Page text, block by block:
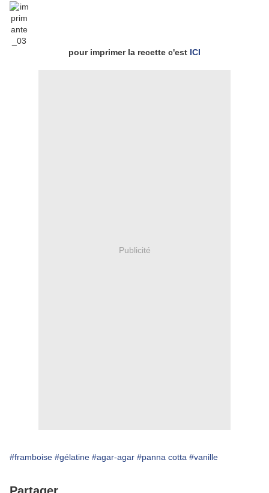
pour imprimer la recette c'est ICI
Publicité
#framboise #gélatine #agar-agar #panna cotta #vanille